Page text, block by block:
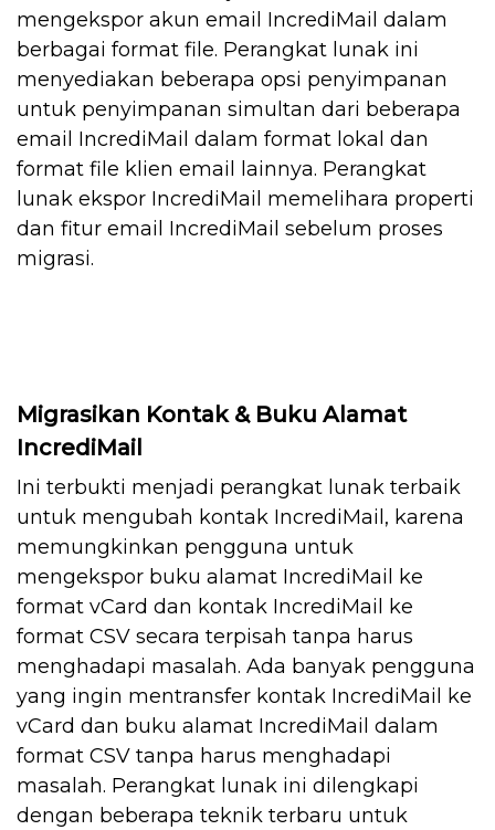
mengekspor akun email IncrediMail dalam
berbagai format file. Perangkat lunak ini
menyediakan beberapa opsi penyimpanan
untuk penyimpanan simultan dari beberapa
email IncrediMail dalam format lokal dan
format file klien email lainnya. Perangkat
lunak ekspor IncrediMail memelihara properti
dan fitur email IncrediMail sebelum proses
migrasi.
Migrasikan Kontak & Buku Alamat
IncrediMail
Ini terbukti menjadi perangkat lunak terbaik
untuk mengubah kontak IncrediMail, karena
memungkinkan pengguna untuk
mengekspor buku alamat IncrediMail ke
format vCard dan kontak IncrediMail ke
format CSV secara terpisah tanpa harus
menghadapi masalah. Ada banyak pengguna
yang ingin mentransfer kontak IncrediMail ke
vCard dan buku alamat IncrediMail dalam
format CSV tanpa harus menghadapi
masalah. Perangkat lunak ini dilengkapi
dengan beberapa teknik terbaru untuk